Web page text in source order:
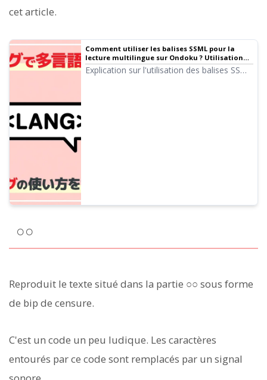
cet article.
Comment utiliser les balises SSML pour la
lecture multilingue sur Ondoku ? Utilisation
de la balisepour les voix multilingues |
Logiciel de synthèse vocale Ondoku
Explication sur l'utilisation des balises SSML
○○
Reproduit le texte situé dans la partie ○○ sous forme
de bip de censure.
C'est un code un peu ludique. Les caractères
entourés par ce code sont remplacés par un signal